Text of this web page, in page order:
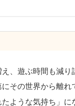
、遊ぶ時間も減り
その世界から離れ
ような気持ち」に